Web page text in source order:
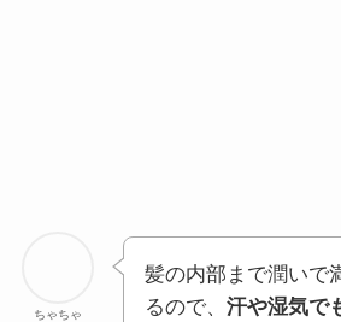
ちゃちゃ
髪の内部まで潤いで
るので、 汗や湿気で